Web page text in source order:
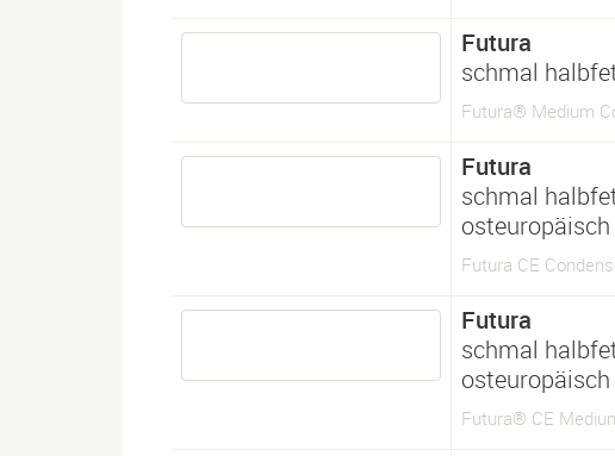
Futura
schmal
Futura® Medium
Futura
schmal
osteuropäisch
Futura CE
Futura
schmal
osteuropäisch
Futura® CE